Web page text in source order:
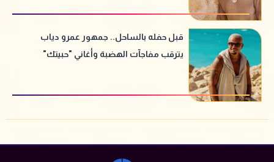
قبل حفله بالساحل.. جمهور عمرو دياب
يترقب مفاجآت الهضبة وأغاني "حبيتك"